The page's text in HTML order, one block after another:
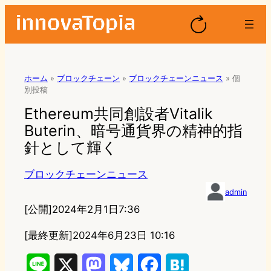
ホーム » ブロックチェーン » ブロックチェーンニュース » 個
別投稿
Ethereum共同創設者Vitalik
Buterin、暗号通貨界の精神的指
針として輝く
ブロックチェーンニュース
admin
[公開]2024年2月1日7:36
[最終更新]2024年6月23日 10:16